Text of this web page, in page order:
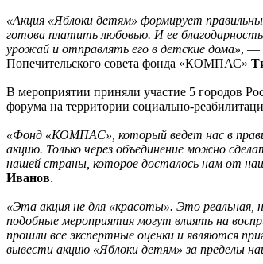
«Акция «Яблоки детям» формирует
готова платить любовью. И ее
урожай и отправлять его в детские дома», —
Попечительского совета фонда «КОМПАС»
В мероприятии приняли участие 5 городов
форума на территории социально-
«Фонд «КОМПАС», который ведет нас в
акцию. Только через объединение можно
нашей страны, которое досталось нам от
Иванов.
«Эта акция не для «красоты». Это реальная,
подобные мероприятия могут влиять на
прошли все экспертные оценки и являются
вывести акцию «Яблоки детям» за пределы